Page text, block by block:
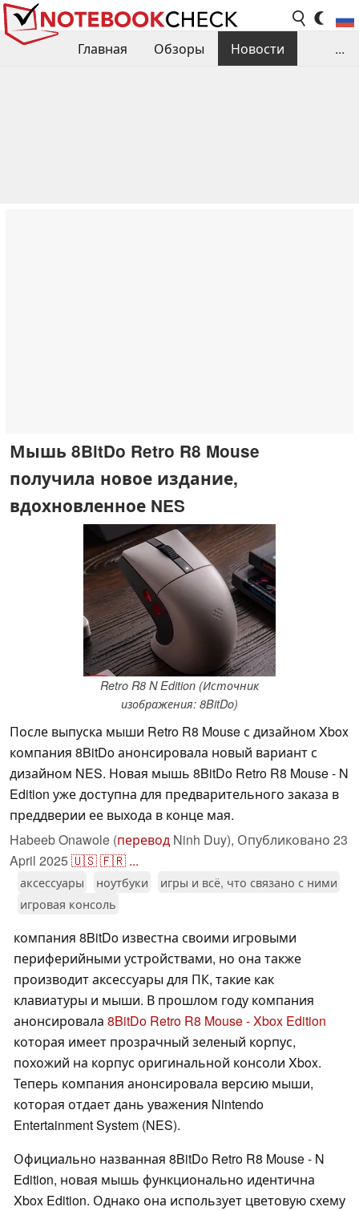
Главная Обзоры
Новости
...
Мышь 8BitDo Retro R8 Mouse
получила новое издание,
вдохновленное NES
Retro R8 N Edition (Источник
изображения: 8BitDo)
После выпуска мыши Retro R8 Mouse с дизайном Xbox
компания 8BitDo анонсировала новый вариант с
дизайном NES. Новая мышь 8BitDo Retro R8 Mouse - N
Edition уже доступна для предварительного заказа в
преддверии ее выхода в конце мая.
Habeeb Onawole (перевод Ninh Duy), Опубликовано 23
April 2025🇺🇸🇫🇷 ...
аксессуары ноутбуки
игры и всё, что связано с ними
игровая консоль
компания 8BitDo известна своими игровыми
периферийными устройствами, но она также
производит аксессуары для ПК, такие как
клавиатуры и мыши. В прошлом году компания
анонсировала 8BitDo Retro R8 Mouse - Xbox Edition
которая имеет прозрачный зеленый корпус,
похожий на корпус оригинальной консоли Xbox.
Теперь компания анонсировала версию мыши,
которая отдает дань уважения Nintendo
Entertainment System (NES).
Официально названная 8BitDo Retro R8 Mouse - N
Edition, новая мышь функционально идентична
Xbox Edition. Однако она использует цветовую схему